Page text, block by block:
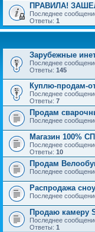
ПРАВИЛА!
Последнее
Ответы: 1
Зарубежные
Последнее
Ответы: 145
Куплю-продам-
Последнее
Ответы: 7
Продам
Последнее
Магазин 100%
Последнее
Ответы: 10
Продам
Последнее
Распродажа
Последнее
Продаю камеру
Последнее
Ответы: 1